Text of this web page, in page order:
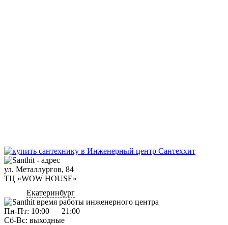
ул. Металлургов, 84
ТЦ «WOW HOUSE»
Екатеринбург
Пн-Пт: 10:00 — 21:00
Сб-Вс: выходные